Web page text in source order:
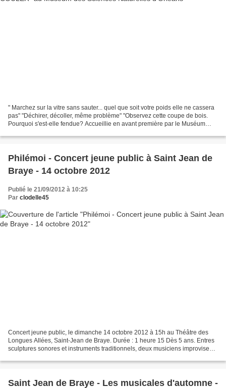
" Marchez sur la vitre sans sauter... quel que soit votre poids elle ne cassera
pas" "Déchirer, décoller, même problème" "Observez cette coupe de bois.
Pourquoi s'est-elle fendue? Accueillie en avant première par le Muséum
Philémoi - Concert jeune public à Saint Jean de
Braye - 14 octobre 2012
Publié le 21/09/2012 à 10:25
Par clodelle45
Concert jeune public, le dimanche 14 octobre 2012 à 15h au Théâtre des
Longues Allées, Saint-Jean de Braye. Durée : 1 heure 15 Dès 5 ans. Entres
sculptures sonores et instruments traditionnels, deux musiciens improvisent
Saint Jean de Braye - Les musicales d'automne -